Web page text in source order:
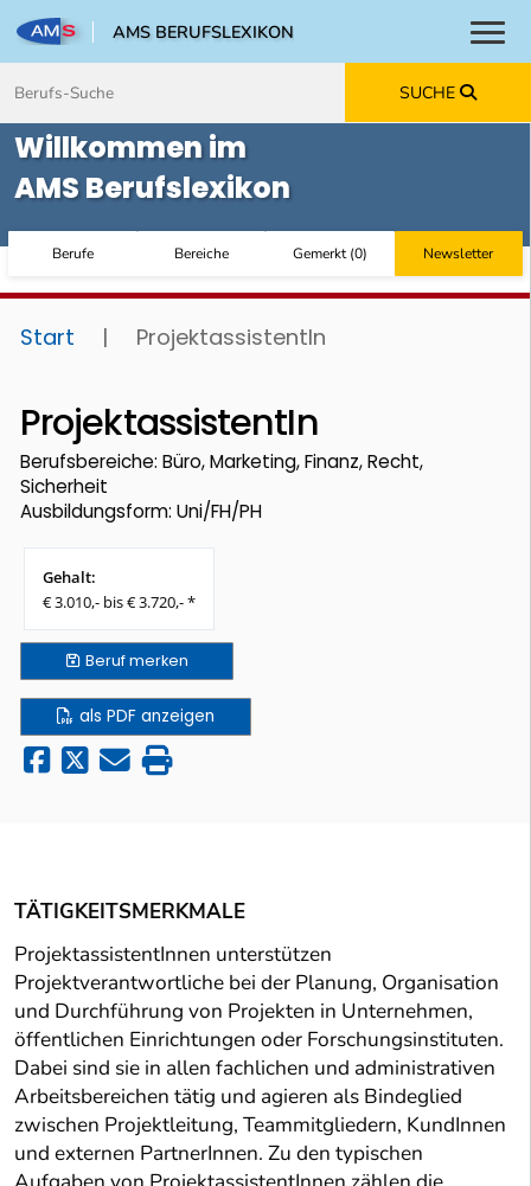
AMS BERUFSLEXIKON
SUCHE
Willkommen im
AMS Berufslexikon
Berufe Bereiche Gemerkt(0) Newsletter
Start | ProjektassistentIn
ProjektassistentIn
Berufsbereiche: Büro, Marketing, Finanz, Recht,
Sicherheit
Ausbildungsform: Uni/FH/PH
Gehalt:
€ 3.010,- bis € 3.720,- *
Berufmerken
als PDF anzeigen
TÄTIGKEITSMERKMALE
ProjektassistentInnen unterstützen
Projektverantwortliche bei der Planung, Organisation
und Durchführung von Projekten in Unternehmen,
öffentlichen Einrichtungen oder Forschungsinstituten.
Dabei sind sie in allen fachlichen und administrativen
Arbeitsbereichen tätig und agieren als Bindeglied
zwischen Projektleitung, Teammitgliedern, KundInnen
und externen PartnerInnen. Zu den typischen